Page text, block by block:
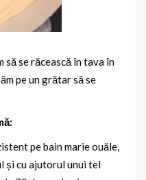
să se răcească în tava în
pe un grătar să se
pe bain marie ouăle,
și cu ajutorul unui tel